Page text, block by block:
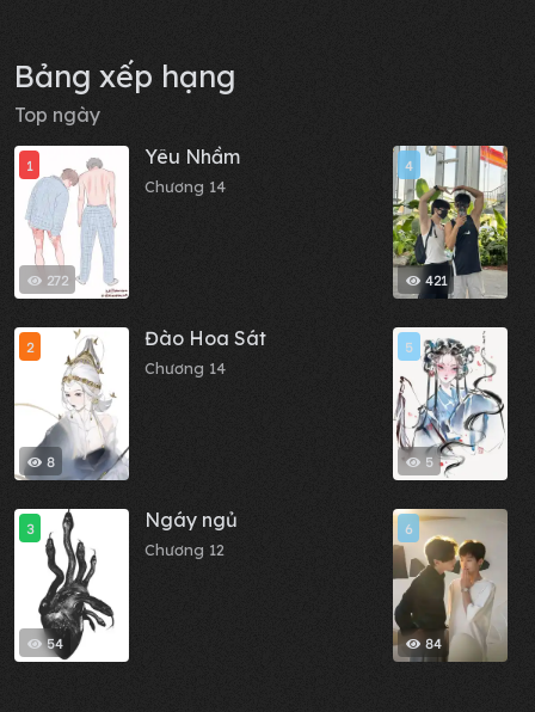
Bảng xếp hạng
Top ngày
272
1 Yêu Nhầm
Chương 14
8
2 Đào Hoa Sát
Chương 14
54
3 Ngáy ngủ
Chương 12
421
4
5
5
84
6